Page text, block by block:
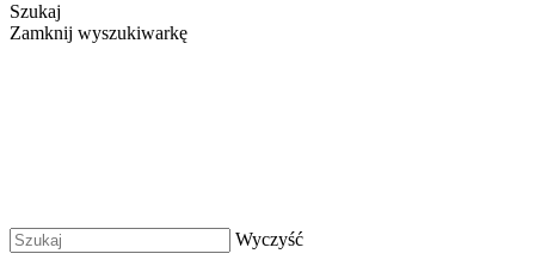
Szukaj
Zamknij wyszukiwarkę
Wyczyść